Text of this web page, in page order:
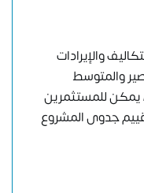
والإيرادات
والمتوسط
يمكن للمستثمرين
جدوى المشروع